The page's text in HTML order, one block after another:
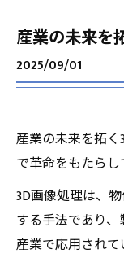
産業の未来を
2025/09/01
産業の未来を拓
で革命をもたらし
3D画像処理は、
する手法であり
産業で応用されて